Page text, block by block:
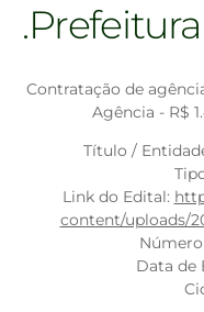
Contratação de
Agência - R$
Título /
Link do Edital:
content/uploads/
Data de